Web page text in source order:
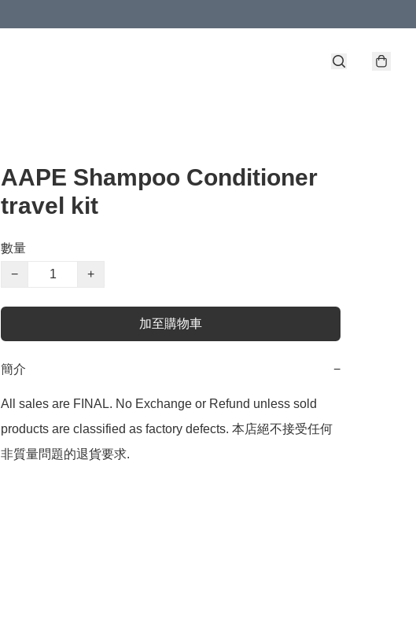
AAPE Shampoo Conditioner
travel kit
數量
−
+
加至購物車
簡介 −
All sales are FINAL. No Exchange or Refund unless sold
products are classified as factory defects. 本店絕不接受任何
非質量問題的退貨要求.